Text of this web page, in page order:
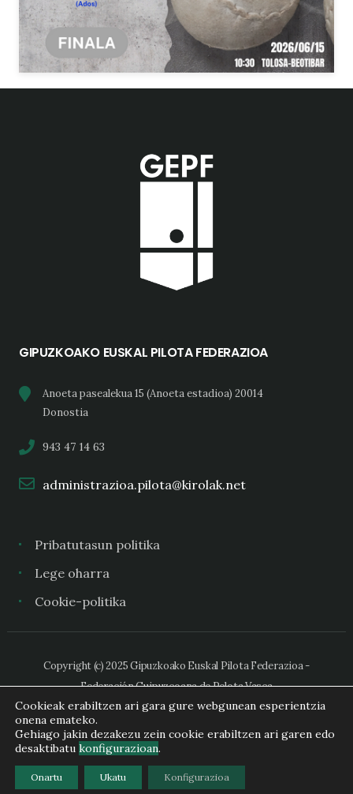
GIPUZKOAKO EUSKAL PILOTA FEDERAZIOA
Anoeta pasealekua 15 (Anoeta estadioa) 20014
Donostia
943 47 14 63
administrazioa.pilota@kirolak.net
Pribatutasun politika
Lege oharra
Cookie-politika
Copyright (c) 2025 Gipuzkoako Euskal Pilota Federazioa -
Federación Guipuzcoana de Pelota Vasca
Cookieak erabiltzen ari gara gure webgunean esperientzia
onena emateko.
Gehiago jakin dezakezu zein cookie erabiltzen ari garen edo
desaktibatu konfigurazioan.
Onartu Ukatu Konfigurazioa